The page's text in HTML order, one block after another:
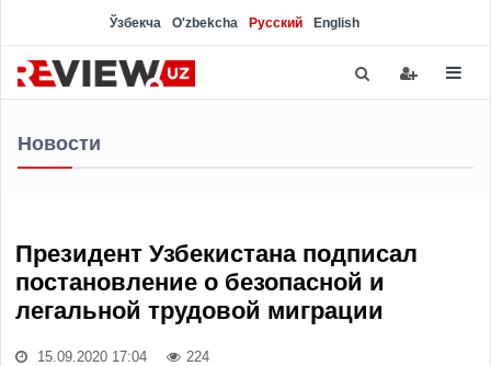
Ўзбекча O'zbekcha Русский English
Новости
Президент Узбекистана подписал
постановление о безопасной и
легальной трудовой миграции
15.09.2020 17:04 224